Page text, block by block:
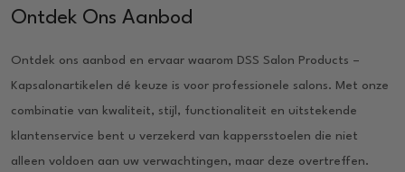
Ontdek Ons Aanbod
Ontdek ons aanbod en ervaar waarom DSS Salon Products –
Kapsalonartikelen dé keuze is voor professionele salons. Met onze
combinatie van kwaliteit, stijl, functionaliteit en uitstekende
klantenservice bent u verzekerd van kappersstoelen die niet
alleen voldoen aan uw verwachtingen, maar deze overtreffen.